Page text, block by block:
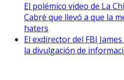
El polémico video de La
Cabré que llevó a que la
haters
El exdirector del FBI
la divulgación de